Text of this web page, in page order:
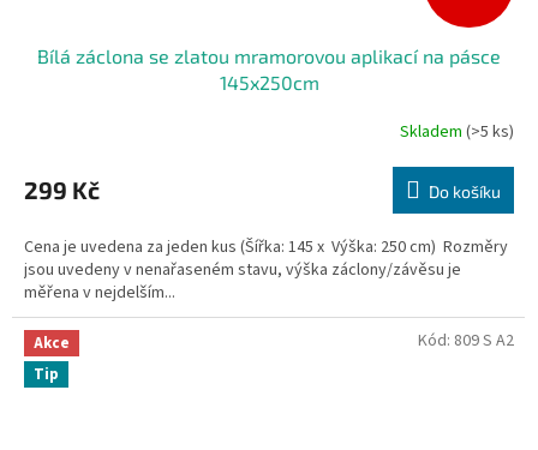
Bílá záclona se zlatou mramorovou aplikací na pásce
145x250cm
Skladem (>5 ks)
299 Kč Do košíku
Cena je uvedena za jeden kus (Šířka: 145 x Výška: 250 cm) Rozměry
jsou uvedeny v nenařaseném stavu, výška záclony/závěsu je
měřena v nejdelším...
Akce
Tip
Kód: 809 S A2